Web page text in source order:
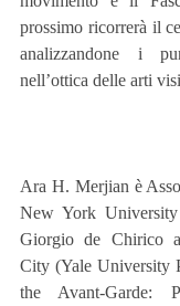
prossimo ricorrerà il
analizzandone i
nell’ottica delle arti
Ara H. Merjian è
New York
Giorgio de Chirico
City (Yale University
the Avant-Garde: